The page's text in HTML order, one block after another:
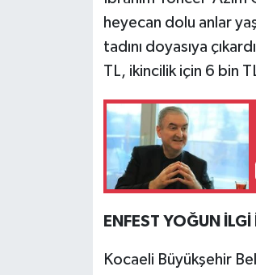
heyecan dolu anlar
tadını doyasıya
TL, ikincilik için 6 bin
ENFEST YOĞUN
Kocaeli Büyükşehir